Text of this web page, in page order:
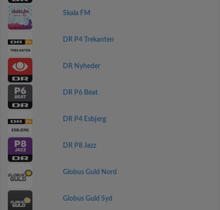
Skala FM
DR P4 Trekanten
DR Nyheder
DR P6 Beat
DR P4 Esbjerg
DR P8 Jazz
Globus Guld Nord
Globus Guld Syd